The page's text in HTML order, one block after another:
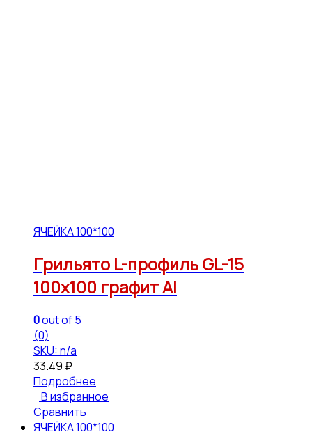
ЯЧЕЙКА 100*100
Грильято L-профиль GL-15
100х100 графит Al
0out of 5
(0)
SKU: n/a
33.49 ₽
Подробнее
В избранное
Сравнить
ЯЧЕЙКА 100*100